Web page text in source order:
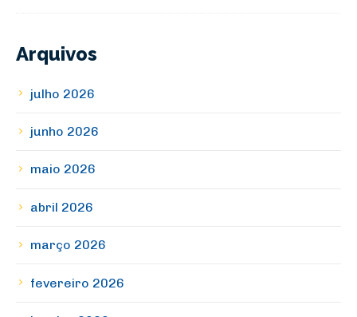
Arquivos
julho 2026
junho 2026
maio 2026
abril 2026
março 2026
fevereiro 2026